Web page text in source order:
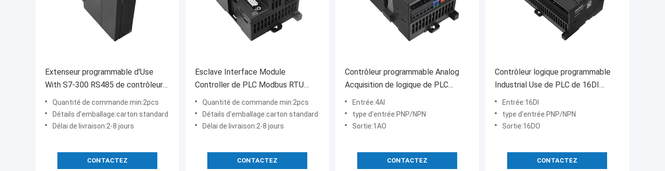
Extenseur programmable d'Use
With S7-300 RS485 de contrôleur
de logique de PLC CP341
Quantité de commande min:2pcs
Détails d'emballage:carton standard
Délai de livraison:2-8 jours
CONTACTEZ
Esclave Interface Module
Controller de PLC Modbus RTU
d'EM223 RS485
Quantité de commande min:2pcs
Détails d'emballage:carton standard
Délai de livraison:2-8 jours
CONTACTEZ
Contrôleur programmable Analog
Acquisition de logique de PLC
d'EM235 4AI 1AO
Entrée:4AI
type d'entrée:PNP/NPN
Sortie:1AO
CONTACTEZ
Contrôleur logique programmable
Industrial Use de PLC de 16DI
16DO
Entrée:16DI
type d'entrée:PNP/NPN
Sortie:16DO
CONTACTEZ